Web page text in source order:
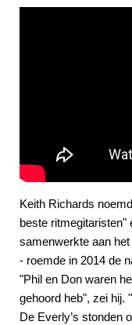
Keith Richards
beste ritmegitaristen"
samenwerkte aan het
- roemde in 2014 de
"Phil en Don waren
gehoord heb", zei hij.
De Everly’s stonden